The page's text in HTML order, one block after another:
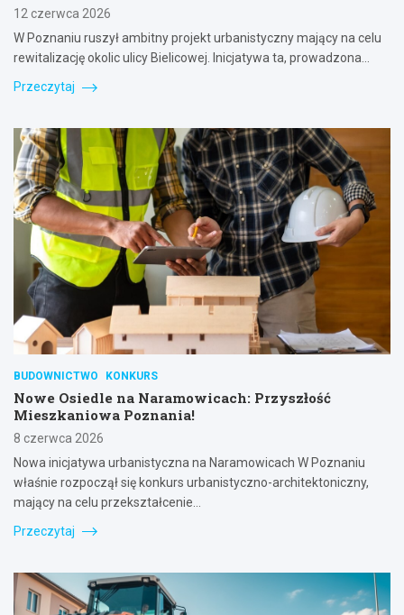
12 czerwca 2026
W Poznaniu ruszył ambitny projekt urbanistyczny mający na celu
rewitalizację okolic ulicy Bielicowej. Inicjatywa ta, prowadzona…
Przeczytaj
BUDOWNICTWO KONKURS
Nowe Osiedle na Naramowicach: Przyszłość
Mieszkaniowa Poznania!
8 czerwca 2026
Nowa inicjatywa urbanistyczna na Naramowicach W Poznaniu
właśnie rozpoczął się konkurs urbanistyczno-architektoniczny,
mający na celu przekształcenie…
Przeczytaj